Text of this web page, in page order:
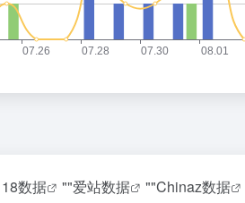
数据 ""爱站数据 ""Chinaz数据